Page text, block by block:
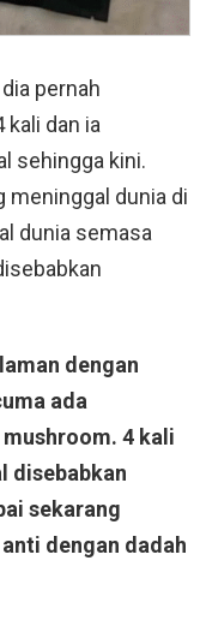
pernah
dan ia
sehingga kini.
meninggal dunia di
dunia semasa
dengan
ada
4 kali
disebabkan
sekarang
dengan dadah